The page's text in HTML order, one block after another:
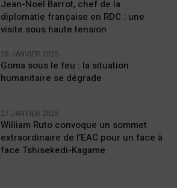
Jean-Noël Barrot, chef de la
diplomatie française en RDC : une
visite sous haute tension
28 JANVIER 2025
Goma sous le feu : la situation
humanitaire se dégrade
27 JANVIER 2025
William Ruto convoque un sommet
extraordinaire de l’EAC pour un face à
face Tshisekedi-Kagame